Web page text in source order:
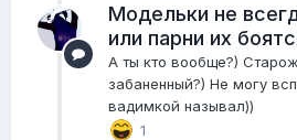
Модельки не
или парни их
А ты кто вообще?)
забаненный?) Не могу
вадимкой называл))
1